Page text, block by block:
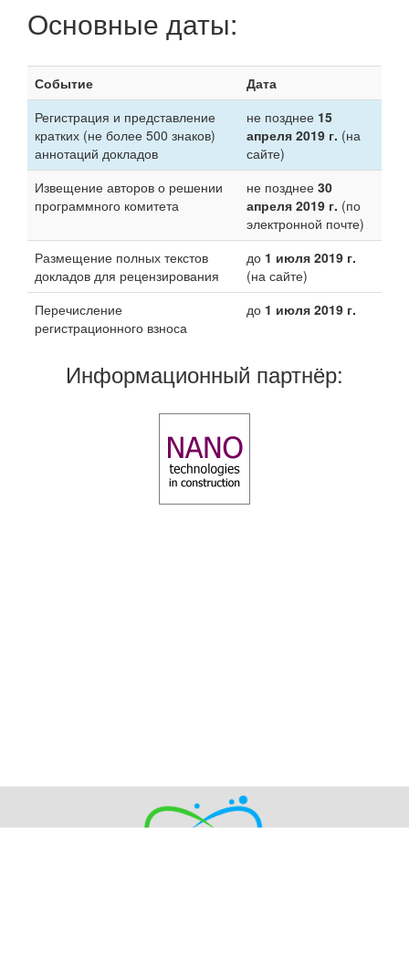
Основные даты:
Событие
Дата
Регистрация и представление
кратких (не более 500 знаков)
аннотаций докладов
не позднее 15
апреля 2019 г. (на
сайте)
Извещение авторов о решении
программного комитета
не позднее 30
апреля 2019 г. (по
электронной почте)
Размещение полных текстов
докладов для рецензирования
до 1 июля 2019 г.
(на сайте)
Перечисление
регистрационного взноса
до 1 июля 2019 г.
Информационный партнёр: